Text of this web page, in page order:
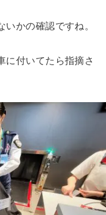
いかの確認ですね。
に付いてたら指摘さ